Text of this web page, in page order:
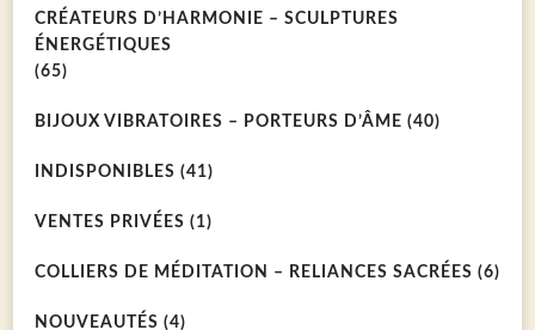
CRÉATEURS D’HARMONIE – SCULPTURES
ÉNERGÉTIQUES
(65)
BIJOUX VIBRATOIRES – PORTEURS D’ÂME (40)
INDISPONIBLES (41)
VENTES PRIVÉES (1)
COLLIERS DE MÉDITATION – RELIANCES SACRÉES (6)
NOUVEAUTÉS (4)